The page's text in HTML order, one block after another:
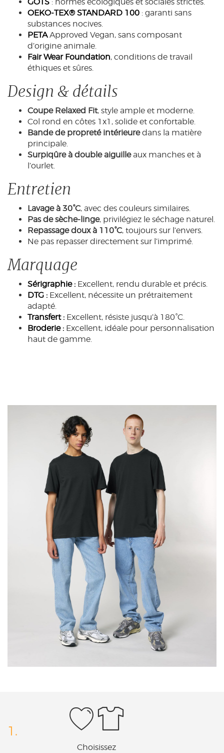
OEKO-TEX® STANDARD 100 : garanti sans
substances nocives.
PETAApproved Vegan, sans composant
d’origine animale.
Fair Wear Foundation, conditions de travail
éthiques et sûres.
Design & détails
Coupe Relaxed Fit, style ample et moderne.
Col rond en côtes 1x1, solide et confortable.
Bande de propreté intérieuredans la matière
principale.
Surpiqûre à double aiguilleaux manches et à
l’ourlet.
Entretien
Lavage à 30°C, avec des couleurs similaires.
Pas de sèche-linge, privilégiez le séchage naturel.
Repassage doux à 110°C, toujours sur l’envers.
Ne pas repasser directement sur l’imprimé.
Marquage
Sérigraphie : Excellent, rendu durable et précis.
DTG : Excellent, nécessite un prétraitement
adapté.
Transfert : Excellent, résiste jusqu’à 180°C.
Broderie : Excellent, idéale pour personnalisation
haut de gamme.
1.
Choisissez